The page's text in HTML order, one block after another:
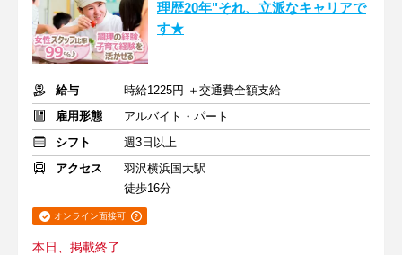
理歴20年"それ、立派なキャリアで
す★
給与
時給1225円 ＋交通費全額支給
雇用形態
アルバイト・パート
シフト
週3日以上
アクセス
羽沢横浜国大駅
徒歩16分
オンライン面接可
本日、掲載終了